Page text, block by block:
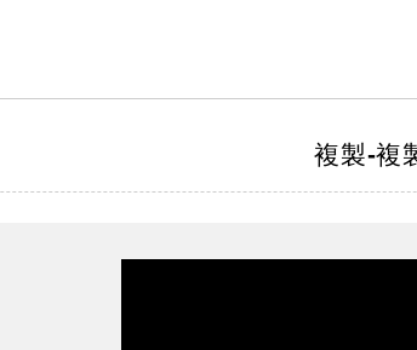
複製-複